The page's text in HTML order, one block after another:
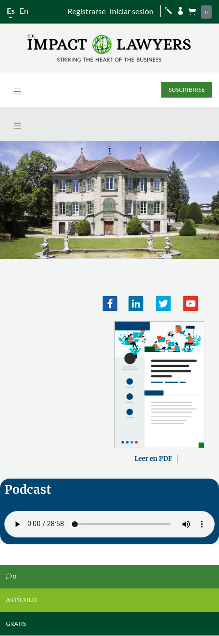
Es En Registrarse Iniciar sesión j   0
SUSCRIBIRSE
Leer en PDF
Podcast
v0
ARTÍCULO
GRATIS